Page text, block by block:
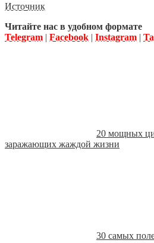
Источник
Читайте нас в удобном формате
Telegram | Facebook | Instagram |
20 мощных
заражающих жаждой жизни
30 самых